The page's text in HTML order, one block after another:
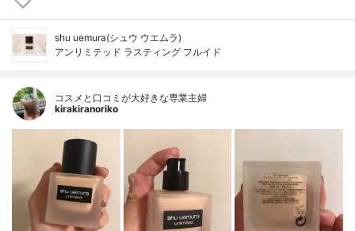
shu uemura(シュウ ウエムラ)
アンリミテッド ラスティング フルイド
コスメと口コミが大好きな専業主婦
kirakiranoriko